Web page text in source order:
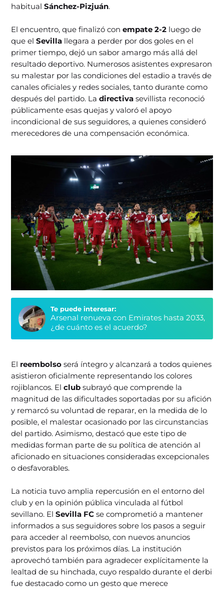
habitualSánchez-Pizjuán.
El encuentro, que finalizó conempate 2-2 luego de
que elSevilla llegara a perder por dos goles en el
primer tiempo, dejó un sabor amargo más allá del
resultado deportivo. Numerosos asistentes expresaron
su malestar por las condiciones del estadio a través de
canales oficiales y redes sociales, tanto durante como
después del partido. Ladirectiva sevillista reconoció
públicamente esas quejas y valoró el apoyo
incondicional de sus seguidores, a quienes consideró
merecedores de una compensación económica.
Te puede interesar:
Arsenal renueva con Emirates hasta 2033,
¿de cuánto es el acuerdo?
El reembolso será íntegro y alcanzará a todos quienes
asistieron oficialmente representando los colores
rojiblancos. Elclub subrayó que comprende la
magnitud de las dificultades soportadas por su afición
y remarcó su voluntad de reparar, en la medida de lo
posible, el malestar ocasionado por las circunstancias
del partido. Asimismo, destacó que este tipo de
medidas forman parte de su política de atención al
aficionado en situaciones consideradas excepcionales
o desfavorables.
La noticia tuvo amplia repercusión en el entorno del
club y en la opinión pública vinculada al fútbol
sevillano. ElSevilla FC se comprometió a mantener
informados a sus seguidores sobre los pasos a seguir
para acceder al reembolso, con nuevos anuncios
previstos para los próximos días. La institución
aprovechó también para agradecer explícitamente la
lealtad de su hinchada, cuyo respaldo durante el derbi
fue destacado como un gesto que merece